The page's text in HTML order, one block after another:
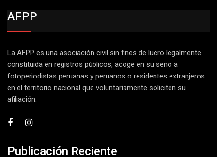
AFPP
La AFPP es una asociación civil sin fines de lucro legalmente
constituida en registros públicos, acoge en su seno a
fotoperiodistas peruanas y peruanos o residentes extranjeros
en el territorio nacional que voluntariamente soliciten su
afiliación.
Publicación Reciente